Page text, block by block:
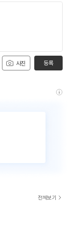
사진 등록
전체보기